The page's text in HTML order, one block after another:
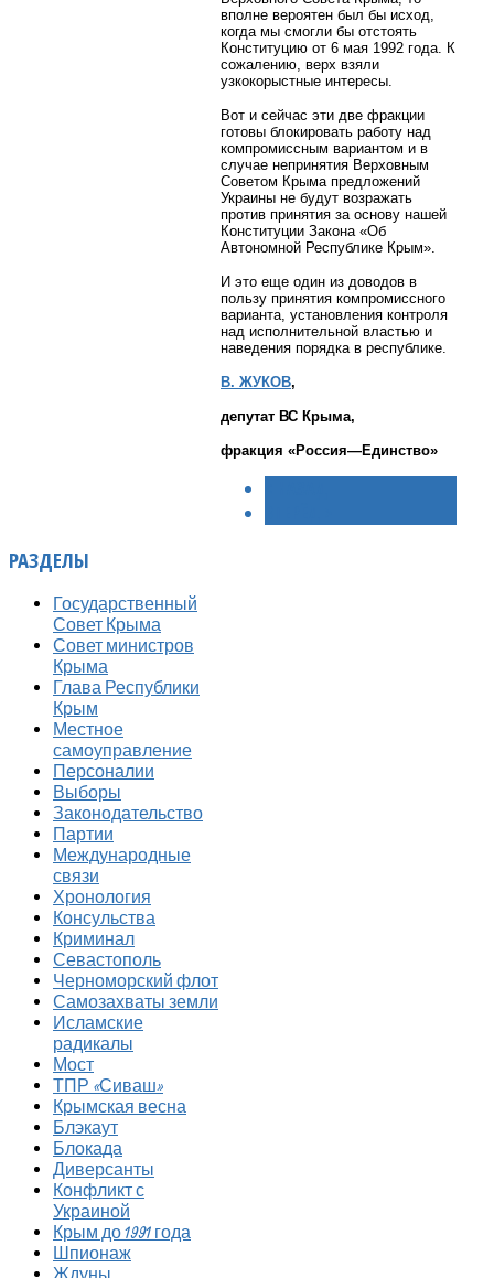
вполне вероятен был бы исход,
когда мы смогли бы отстоять
Конституцию от 6 мая 1992 года. К
сожалению, верх взяли
узкокорыстные интересы.
Вот и сейчас эти две фракции
готовы блокировать работу над
компромиссным вариантом и в
случае непринятия Верховным
Советом Крыма предложений
Украины не будут возражать
против принятия за основу нашей
Конституции Закона «Об
Автономной Республике Крым».
И это еще один из доводов в
пользу принятия компромиссного
варианта, установления контроля
над исполнительной властью и
наведения порядка в республике.
В. ЖУКОВ,
депутат ВС Крыма,
фракция «Россия—Единство»
РАЗДЕЛЫ
Государственный
Совет Крыма
Совет министров
Крыма
Глава Республики
Крым
Местное
самоуправление
Персоналии
Выборы
Законодательство
Партии
Международные
связи
Хронология
Консульства
Криминал
Севастополь
Черноморский флот
Самозахваты земли
Исламские
радикалы
Мост
ТПР «Сиваш»
Крымская весна
Блэкаут
Блокада
Диверсанты
Конфликт с
Украиной
Крым до 1991 года
Шпионаж
Ждуны